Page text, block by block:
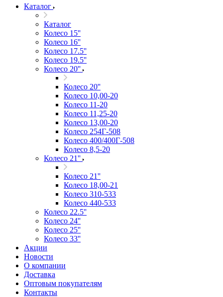
Каталог
Каталог
Колесо 15''
Колесо 16''
Колесо 17.5''
Колесо 19.5''
Колесо 20''
Колесо 20''
Колесо 10,00-20
Колесо 11-20
Колесо 11,25-20
Колесо 13,00-20
Колесо 254Г-508
Колесо 400/400Г-508
Колесо 8,5-20
Колесо 21''
Колесо 21''
Колесо 18,00-21
Колесо 310-533
Колесо 440-533
Колесо 22.5''
Колесо 24''
Колесо 25''
Колесо 33''
Акции
Новости
О компании
Доставка
Оптовым покупателям
Контакты